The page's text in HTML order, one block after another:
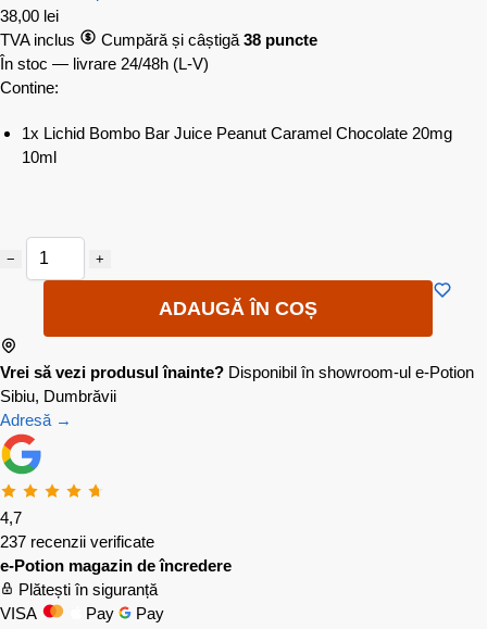
38,00 lei
TVA inclus
Cumpără și câștigă 38 puncte
În stoc — livrare 24/48h (L-V)
Contine:
1x Lichid Bombo Bar Juice Peanut Caramel Chocolate 20mg
10ml
− +
ADAUGĂ ÎN COȘ
Vrei să vezi produsul înainte? Disponibil în showroom-ul e-Potion
Sibiu, Dumbrăvii
Adresă →
4,7
237 recenzii verificate
e-Potion magazin de încredere
Plătești în siguranță
VISA
Pay Pay